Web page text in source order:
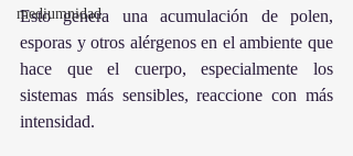
mediumnidad
Esto genera una acumulación de polen,
esporas y otros alérgenos en el ambiente que
hace que el cuerpo, especialmente los
sistemas más sensibles, reaccione con más
intensidad.